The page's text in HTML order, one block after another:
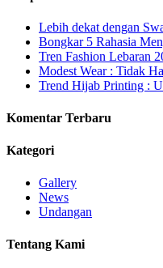
Lebih dekat dengan
Bongkar 5 Rahasia
Tren Fashion Lebaran
Modest Wear : Tidak
Trend Hijab Printing :
Komentar Terbaru
Kategori
Gallery
News
Undangan
Tentang Kami